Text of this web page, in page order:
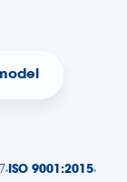
ISO 9001:2015